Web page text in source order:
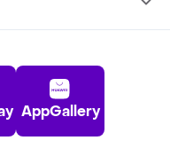
AppGallery